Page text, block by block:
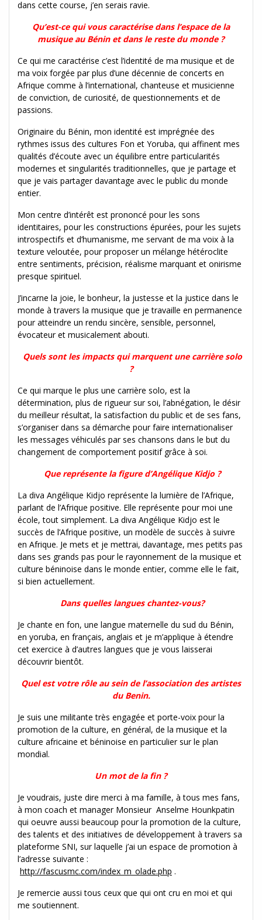
dans cette course, j’en serais ravie.
Qu’est-ce qui vous caractérise dans l’espace de la
musique au Bénin et dans le reste du monde ?
Ce qui me caractérise c’est l’identité de ma musique et de
ma voix forgée par plus d’une décennie de concerts en
Afrique comme à l’international, chanteuse et musicienne
de conviction, de curiosité, de questionnements et de
passions.
Originaire du Bénin, mon identité est imprégnée des
rythmes issus des cultures Fon et Yoruba, qui affinent mes
qualités d’écoute avec un équilibre entre particularités
modernes et singularités traditionnelles, que je partage et
que je vais partager davantage avec le public du monde
entier.
Mon centre d’intérêt est prononcé pour les sons
identitaires, pour les constructions épurées, pour les sujets
introspectifs et d’humanisme, me servant de ma voix à la
texture veloutée, pour proposer un mélange hétéroclite
entre sentiments, précision, réalisme marquant et onirisme
presque spirituel.
J’incarne la joie, le bonheur, la justesse et la justice dans le
monde à travers la musique que je travaille en permanence
pour atteindre un rendu sincère, sensible, personnel,
évocateur et musicalement abouti.
Quels sont les impacts qui marquent une carrière solo
?
Ce qui marque le plus une carrière solo, est la
détermination, plus de rigueur sur soi, l’abnégation, le désir
du meilleur résultat, la satisfaction du public et de ses fans,
s’organiser dans sa démarche pour faire internationaliser
les messages véhiculés par ses chansons dans le but du
changement de comportement positif grâce à soi.
Que représente la figure d’Angélique Kidjo ?
La diva Angélique Kidjo représente la lumière de l’Afrique,
parlant de l’Afrique positive. Elle représente pour moi une
école, tout simplement. La diva Angélique Kidjo est le
succès de l’Afrique positive, un modèle de succès à suivre
en Afrique. Je mets et je mettrai, davantage, mes petits pas
dans ses grands pas pour le rayonnement de la musique et
culture béninoise dans le monde entier, comme elle le fait,
si bien actuellement.
Dans quelles langues chantez-vous?
Je chante en fon, une langue maternelle du sud du Bénin,
en yoruba, en français, anglais et je m’applique à étendre
cet exercice à d’autres langues que je vous laisserai
découvrir bientôt.
Quel est votre rôle au sein de l’association des artistes
du Benin.
Je suis une militante très engagée et porte-voix pour la
promotion de la culture, en général, de la musique et la
culture africaine et béninoise en particulier sur le plan
mondial.
Un mot de la fin ?
Je voudrais, juste dire merci à ma famille, à tous mes fans,
à mon coach et manager Monsieur Anselme Hounkpatin
qui oeuvre aussi beaucoup pour la promotion de la culture,
des talents et des initiatives de développement à travers sa
plateforme SNI, sur laquelle j’ai un espace de promotion à
l’adresse suivante :
http://fascusmc.com/index_m_olade.php .
Je remercie aussi tous ceux que qui ont cru en moi et qui
me soutiennent.